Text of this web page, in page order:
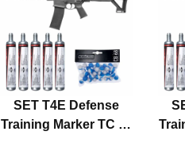
SET T4E Defense
Training Marker TC 68